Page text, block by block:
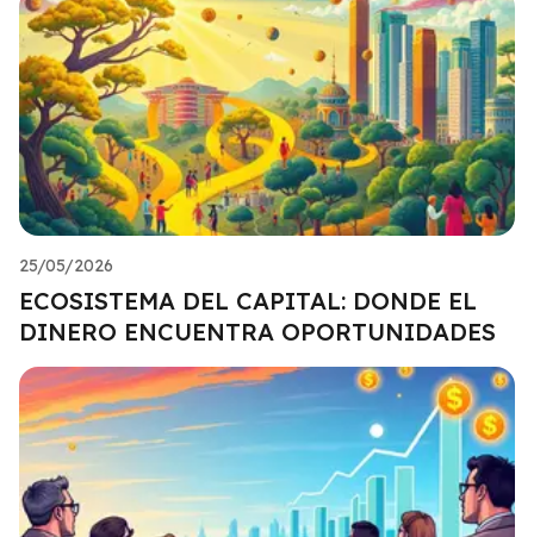
25/05/2026
ECOSISTEMA DEL CAPITAL: DONDE EL
DINERO ENCUENTRA OPORTUNIDADES